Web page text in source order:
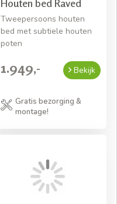
Houten bed Raved
Tweepersoons houten
bed met subtiele houten
poten
1.949,- Bekijk
Gratis bezorging &
montage!